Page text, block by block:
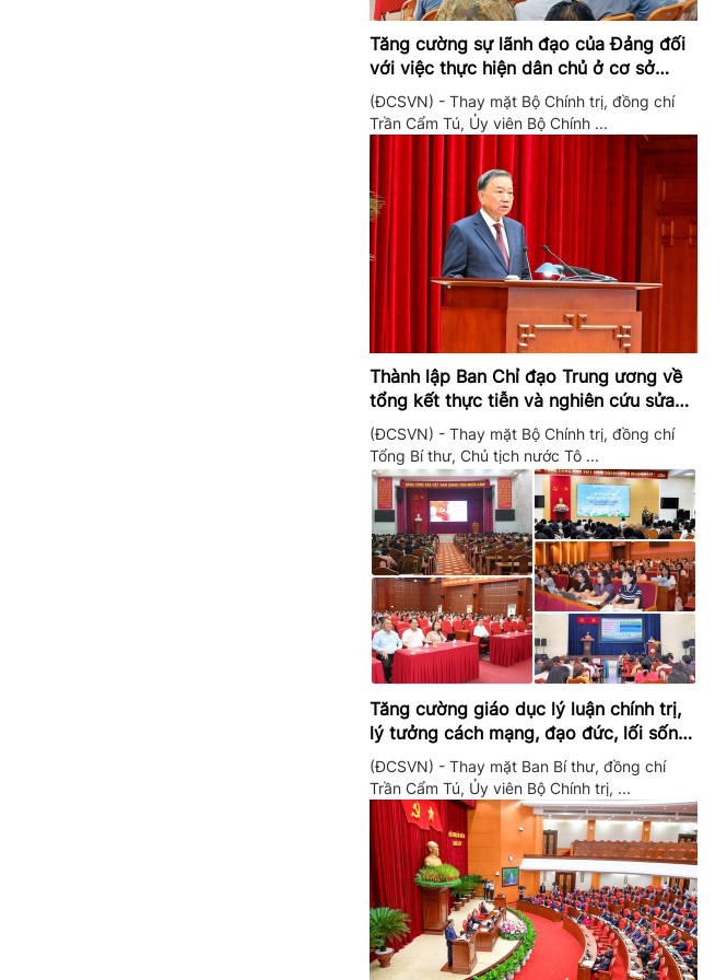
Tăng cường sự lãnh đạo của Đảng đối
với việc thực hiện dân chủ ở cơ sở
trong giai đoạn mới
(ĐCSVN) - Thay mặt Bộ Chính trị, đồng chí
Trần Cẩm Tú, Ủy viên Bộ Chính ...
Thành lập Ban Chỉ đạo Trung ương về
tổng kết thực tiễn và nghiên cứu sửa
đổi, bổ sung Điều lệ Đảng
(ĐCSVN) - Thay mặt Bộ Chính trị, đồng chí
Tổng Bí thư, Chủ tịch nước Tô ...
Tăng cường giáo dục lý luận chính trị,
lý tưởng cách mạng, đạo đức, lối sống,
ý thức công dân trong hệ thống giáo
dục quốc dân
(ĐCSVN) - Thay mặt Ban Bí thư, đồng chí
Trần Cẩm Tú, Ủy viên Bộ Chính trị, ...